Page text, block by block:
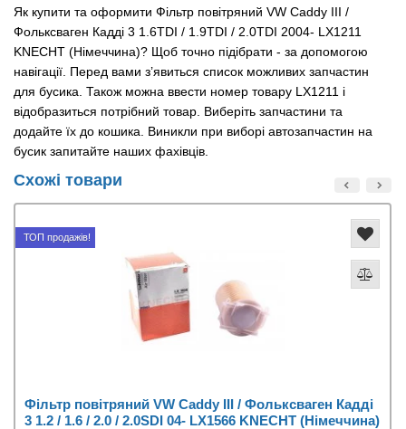
Як купити та оформити Фільтр повітряний VW Caddy III /
Фольксваген Кадді 3 1.6TDI / 1.9TDI / 2.0TDI 2004- LX1211
KNECHT (Німеччина)? Щоб точно підібрати - за допомогою
навігації. Перед вами з’явиться список можливих запчастин
для бусика. Також можна ввести номер товару LX1211 і
відобразиться потрібний товар. Виберіть запчастини та
додайте їх до кошика. Виникли при виборі автозапчастин на
бусик запитайте наших фахівців.
Схожі товари
ТОП продажів!
Фільтр повітряний VW Caddy III / Фольксваген Кадді
3 1.2 / 1.6 / 2.0 / 2.0SDI 04- LX1566 KNECHT (Німеччина)